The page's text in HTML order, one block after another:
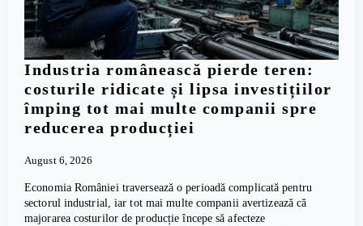
Industria românească pierde teren:
costurile ridicate și lipsa investițiilor
împing tot mai multe companii spre
reducerea producției
August 6, 2026
Economia României traversează o perioadă complicată pentru
sectorul industrial, iar tot mai multe companii avertizează că
majorarea costurilor de producție începe să afecteze